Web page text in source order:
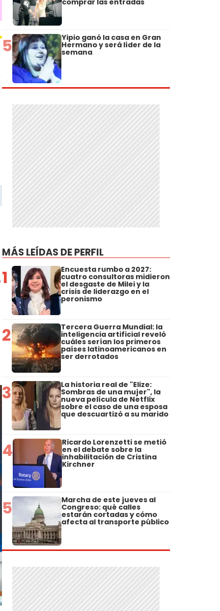
comprar las entradas
5 Yipio ganó la casa en Gran
Hermano y será líder de la
semana
MÁS LEÍDAS DE PERFIL
1 Encuesta rumbo a 2027:
cuatro consultoras midieron
el desgaste de Milei y la
crisis de liderazgo en el
peronismo
2 Tercera Guerra Mundial: la
inteligencia artificial reveló
cuáles serían los primeros
países latinoamericanos en
ser derrotados
3 La historia real de "Elize:
Sombras de una mujer", la
nueva película de Netflix
sobre el caso de una esposa
que descuartizó a su marido
4 Ricardo Lorenzetti se metió
en el debate sobre la
inhabilitación de Cristina
Kirchner
5 Marcha de este jueves al
Congreso: qué calles
estarán cortadas y cómo
afecta al transporte público